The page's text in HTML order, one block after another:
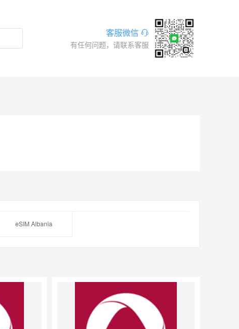
客服微信
有任何问题，请联系客服
eSIM Albania